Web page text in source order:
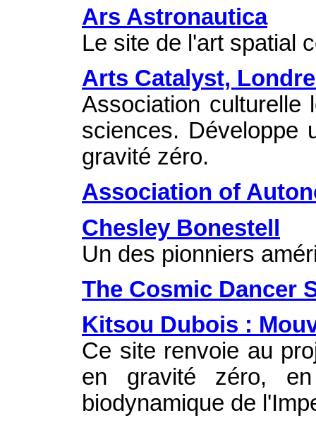
Ars Astronautica
Le site de l'art spatial
Arts Catalyst,
Association culturelle
sciences. Développe
gravité zéro.
Association of
Chesley Bonestell
Un des pionniers
The Cosmic Dancer
Kitsou Dubois :
Ce site renvoie au
en gravité zéro,
biodynamique de